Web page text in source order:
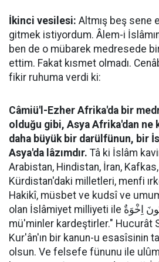
İkinci vesilesi: Altmış beş sene
gitmek istiyordum. Âlem-i
ben de o mübarek medresede
ettim. Fakat kısmet olmadı.
fikir ruhuma verdi ki:
Câmiü'l-Ezher Afrika'da bir
olduğu gibi, Asya Afrika'dan ne
daha büyük bir darülfünun, bir
Asya'da lâzımdır. Tâ ki İslâm
Arabistan, Hindistan, İran,
Kürdistan'daki milletleri, menfi
Hakikî, müsbet ve kudsî ve
olan İslâmiyet milliyeti ile اِنَّمَا الْمُؤْمِنُونَ اِخْوَةٌ ("Ancak
mü'minler kardeştirler." Hucurât
Kur'ân'ın bir kanun-u esasîsinin
olsun. Ve felsefe fünunu ile